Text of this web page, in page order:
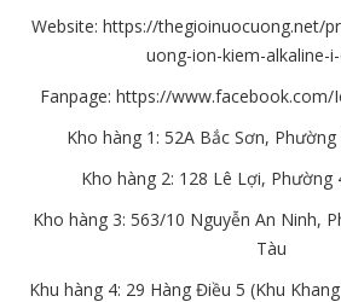
Website: https://thegioinuocuong.net/
uong-ion-kiem-alkaline-
Fanpage: https://www.facebook.com/
Kho hàng 1: 52A Bắc Sơn,
Kho hàng 2: 128 Lê Lợi, Phường
Kho hàng 3: 563/10 Nguyễn An Ninh,
Tàu
Khu hàng 4: 29 Hàng Điều 5 (Khu